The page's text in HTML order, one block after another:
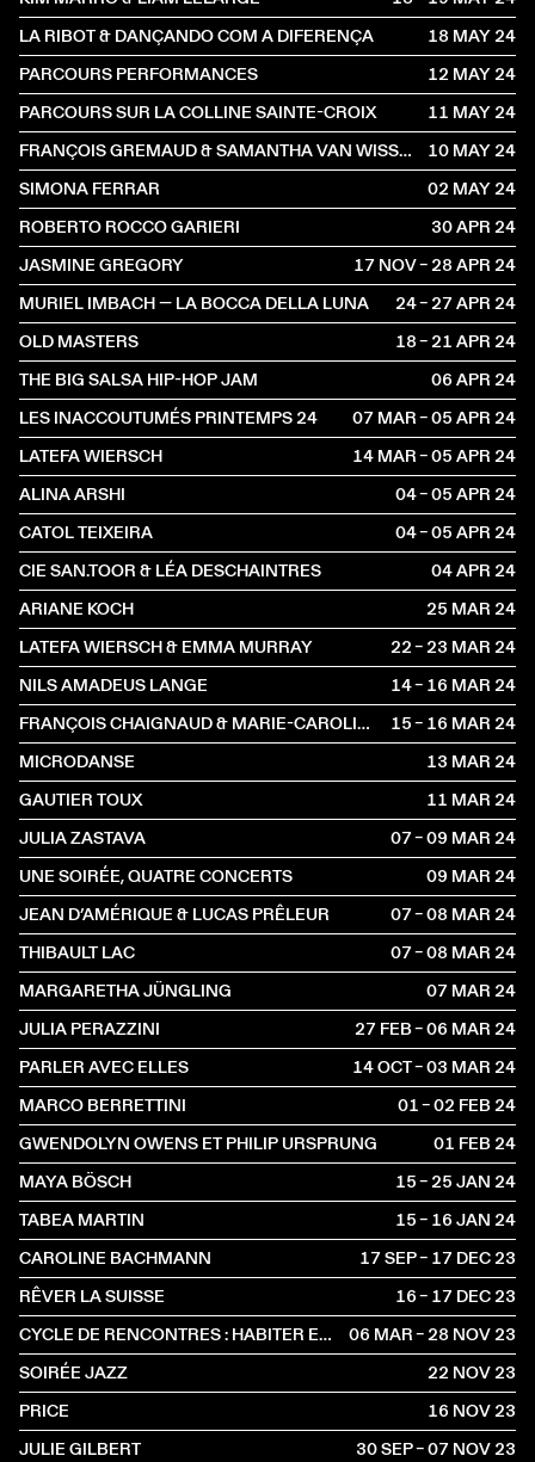
LA RIBOT & DANÇANDO COM A DIFERENÇA
18 MAY2024
PARCOURS PERFORMANCES
12 MAY2024
PARCOURS SUR LA COLLINE SAINTE-CROIX
11 MAY2024
FRANÇOIS GREMAUD & SAMANTHA VAN WISSEN
10 MAY2024
SIMONA FERRAR
02 MAY2024
ROBERTO ROCCO GARIERI
30 APR2024
JASMINE GREGORY
17 NOV – 28 APR2024
MURIEL IMBACH — LA BOCCA DELLA LUNA
24 – 27 APR2024
OLD MASTERS
18 – 21 APR2024
THE BIG SALSA HIP-HOP JAM
06 APR2024
LES INACCOUTUMÉS PRINTEMPS 24
07 MAR – 05 APR2024
LATEFA WIERSCH
14 MAR – 05 APR2024
ALINA ARSHI
04 – 05 APR2024
CATOL TEIXEIRA
04 – 05 APR2024
CIE SAN.TOOR & LÉA DESCHAINTRES
04 APR2024
ARIANE KOCH
25 MAR2024
LATEFA WIERSCH & EMMA MURRAY
22 – 23 MAR2024
NILS AMADEUS LANGE
14 – 16 MAR2024
FRANÇOIS CHAIGNAUD & MARIE-CAROLINE HOMINAL
15 – 16 MAR2024
MICRODANSE
13 MAR2024
GAUTIER TOUX
11 MAR2024
JULIA ZASTAVA
07 – 09 MAR2024
UNE SOIRÉE, QUATRE CONCERTS
09 MAR2024
JEAN D’AMÉRIQUE & LUCAS PRÊLEUR
07 – 08 MAR2024
THIBAULT LAC
07 – 08 MAR2024
MARGARETHA JÜNGLING
07 MAR2024
JULIA PERAZZINI
27 FEB – 06 MAR2024
PARLER AVEC ELLES
14 OCT – 03 MAR2024
MARCO BERRETTINI
01 – 02 FEB2024
GWENDOLYN OWENS ET PHILIP URSPRUNG
01 FEB2024
MAYA BÖSCH
15 – 25 JAN2024
TABEA MARTIN
15 – 16 JAN2024
CAROLINE BACHMANN
17 SEP – 17 DEC2023
RÊVER LA SUISSE
16 – 17 DEC2023
CYCLE DE RENCONTRES : HABITER EN CLAUSTROPHILE
06 MAR – 28 NOV2023
SOIRÉE JAZZ
22 NOV2023
PRICE
16 NOV2023
JULIE GILBERT
30 SEP – 07 NOV2023